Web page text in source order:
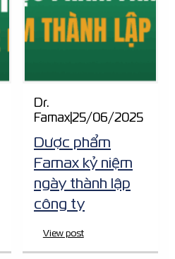
Dr.
Famax|25/06/2025
Dược phẩm
Famax kỷ niệm
ngày thành lập
công ty
View post